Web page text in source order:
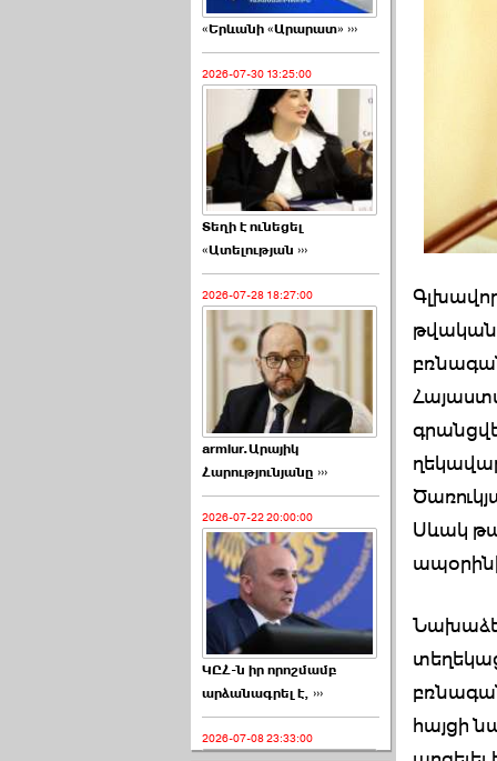
«Երևանի «Արարատ» ›››
2026-07-30 13:25:00
Տեղի է ունեցել
«Ատելության ›››
2026-07-28 18:27:00
armlur.Արայիկ
Հարությունյանը ›››
2026-07-22 20:00:00
ԿԸՀ-ն իր որոշմամբ
արձանագրել է, ›››
2026-07-08 23:33:00
Սևակ
հայցի